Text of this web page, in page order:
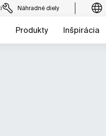
Náhradné diely
Produkty Inšpirácia